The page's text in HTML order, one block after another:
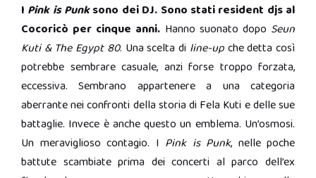
I Pink is Punksono dei DJ. Sono stati resident djs al
Cocoricò per cinque anni. Hanno suonato dopo Seun
Kuti & The Egypt 80. Una scelta di line-upche detta così
potrebbe sembrare casuale, anzi forse troppo forzata,
eccessiva. Sembrano appartenere a una categoria
aberrante nei confronti della storia di Fela Kuti e delle sue
battaglie. Invece è anche questo un emblema. Un’osmosi.
Un meraviglioso contagio. I Pink is Punk, nelle poche
battute scambiate prima dei concerti al parco dell’ex